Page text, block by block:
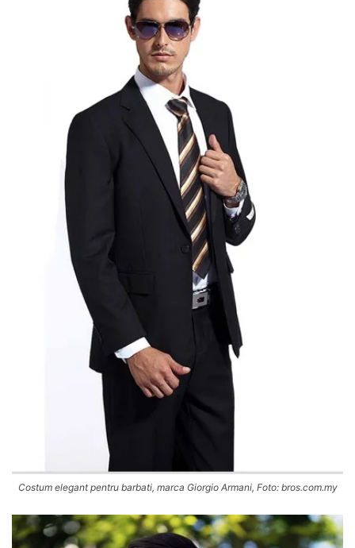
Costum elegant pentru barbati, marca Giorgio Armani, Foto: bros.com.my